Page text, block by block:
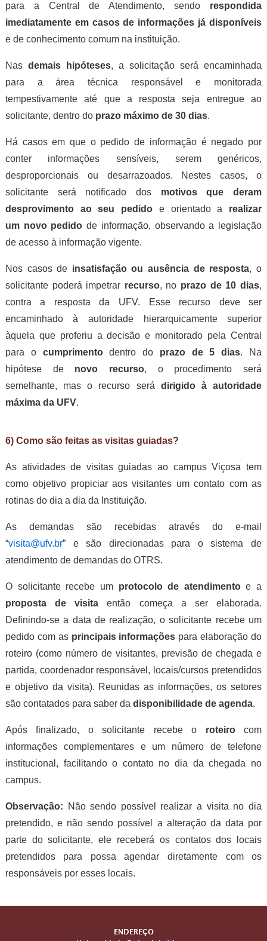
para a Central de Atendimento, sendo respondida
imediatamente em casos de informações já disponíveis
e de conhecimento comum na instituição.
Nas demais hipóteses, a solicitação será encaminhada
para a área técnica responsável e monitorada
tempestivamente até que a resposta seja entregue ao
solicitante, dentro do prazo máximo de 30 dias.
Há casos em que o pedido de informação é negado por
conter informações sensíveis, serem genéricos,
desproporcionais ou desarrazoados. Nestes casos, o
solicitante será notificado dos motivos que deram
desprovimento ao seu pedido e orientado a realizar
um novo pedido de informação, observando a legislação
de acesso à informação vigente.
Nos casos de insatisfação ou ausência de resposta, o
solicitante poderá impetrar recurso, no prazo de 10 dias,
contra a resposta da UFV. Esse recurso deve ser
encaminhado à autoridade hierarquicamente superior
àquela que proferiu a decisão e monitorado pela Central
para o cumprimentodentro do prazo de 5 dias. Na
hipótese de novo recurso, o procedimento será
semelhante, mas o recurso será dirigido à autoridade
máxima da UFV.
6) Como são feitas as visitas guiadas?
As atividades de visitas guiadas ao campus Viçosa tem
como objetivo propiciar aos visitantes um contato com as
rotinas do dia a dia da Instituição.
As demandas são recebidas através do e-mail
“visita@ufv.br” e são direcionadas para o sistema de
atendimento de demandas do OTRS.
O solicitante recebe um protocolo de atendimentoe a
proposta de visita então começa a ser elaborada.
Definindo-se a data de realização, o solicitante recebe um
pedido com as principais informações para elaboração do
roteiro (como número de visitantes, previsão de chegada e
partida, coordenador responsável, locais/cursos pretendidos
e objetivo da visita). Reunidas as informações, os setores
são contatados para saber da disponibilidade de agenda.
Após finalizado, o solicitante recebe o roteirocom
informações complementares e um número de telefone
institucional, facilitando o contato no dia da chegada no
campus.
Observação: Não sendo possível realizar a visita no dia
pretendido, e não sendo possível a alteração da data por
parte do solicitante, ele receberá os contatos dos locais
pretendidos para possa agendar diretamente com os
responsáveis por esses locais.
ENDEREÇO